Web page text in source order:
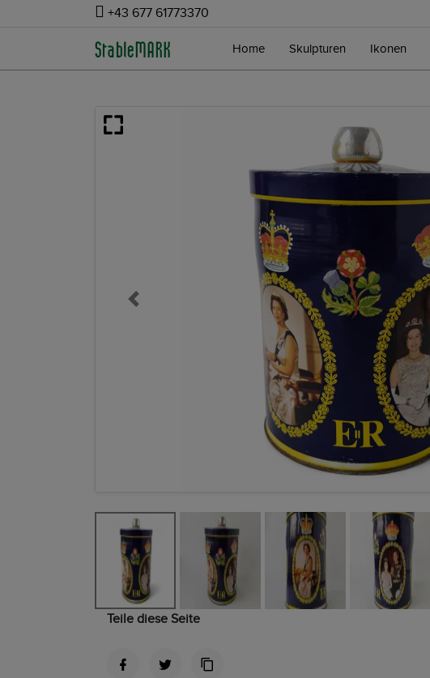
+43 677 61773370
Home Skulpturen Ikonen
Previous
Teile diese Seite